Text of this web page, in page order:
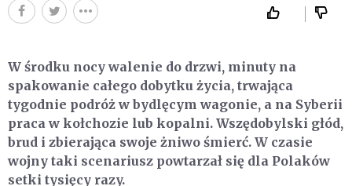
W środku nocy walenie do drzwi, minuty na
spakowanie całego dobytku życia, trwająca
tygodnie podróż w bydlęcym wagonie, a na Syberii
praca w kołchozie lub kopalni. Wszędobylski głód,
brud i zbierająca swoje żniwo śmierć. W czasie
wojny taki scenariusz powtarzał się dla Polaków
setki tysięcy razy.